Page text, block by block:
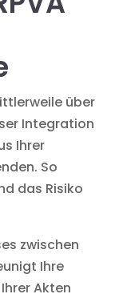
über
Integration
Ihrer
So
das Risiko
zwischen
Ihre
Akten